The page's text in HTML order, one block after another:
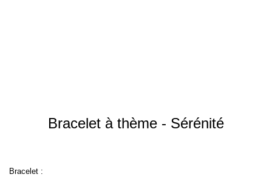
Bracelet à thème - Sérénité
Bracelet :